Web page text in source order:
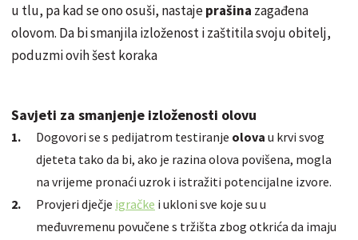
u tlu, pa kad se ono osuši, nastajeprašina zagađena
olovom. Da bi smanjila izloženost izaštitilasvoju obitelj,
poduzmiovih šest koraka
Savjeti za smanjenje izloženosti olovu
Dogovori se s pedijatrom testiranje olova u krvi svog
djeteta tako da bi, ako je razina olova povišena, mogla
na vrijeme pronaći uzrok i istražiti potencijalne izvore.
Provjeri dječje igračke i ukloni sve koje su u
međuvremenu povučene s tržišta zbog otkrića da imaju